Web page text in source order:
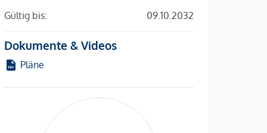
Gültig bis:
09.10.2032
Dokumente & Videos
Pläne